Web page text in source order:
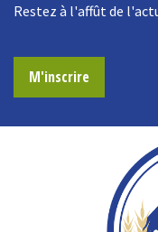
Restez à l'affût de
M'inscrire